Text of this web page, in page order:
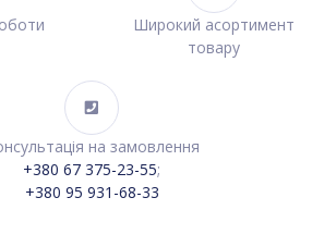
Широкий асортимент
товару
на замовлення
+380 67 375-23-55;
+380 95 931-68-33